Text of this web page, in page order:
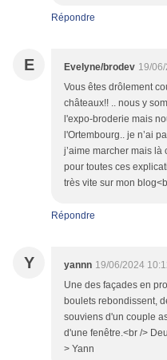
Répondre
E Evelyne/brodev 19/
Vous êtes drôlement
châteaux!! .. nous y
l'expo-broderie mais
l'Ortembourg.. je n’ai
j’aime marcher mais là
pour toutes ces
très vite sur mon
Répondre
Y yannn 19/06/2024
Une des façades en
boulets rebondissent,
souviens d'un couple
d'une fenêtre.<br />
> Yann